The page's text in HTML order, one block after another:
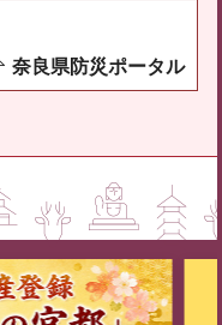
奈良県防災ポータル